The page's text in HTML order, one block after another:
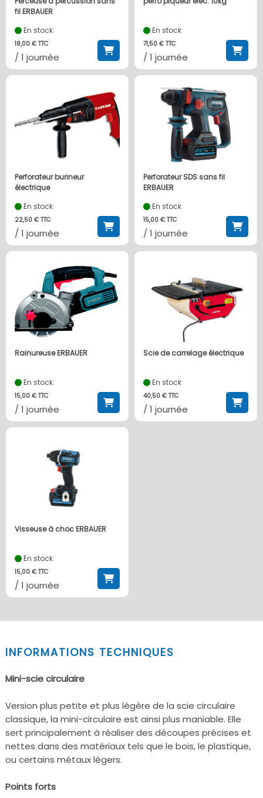
fil ERBAUER
En stock
18,00 € TTC
/ 1 journée
En stock
71,50 € TTC
/ 1 journée
Perforateur burineur
électrique
En stock
22,50 € TTC
/ 1 journée
Perforateur SDS sans fil
ERBAUER
En stock
15,00 € TTC
/ 1 journée
Rainureuse ERBAUER
En stock
15,00 € TTC
/ 1 journée
Scie de carrelage électrique
En stock
40,50 € TTC
/ 1 journée
Visseuse à choc ERBAUER
En stock
15,00 € TTC
/ 1 journée
INFORMATIONS TECHNIQUES
Mini-scie circulaire
Version plus petite et plus légère de la scie circulaire
classique, la mini-circulaire est ainsi plus maniable. Elle
sert principalement à réaliser des découpes précises et
nettes dans des matériaux tels que le bois, le plastique,
ou certains métaux légers.
Points forts